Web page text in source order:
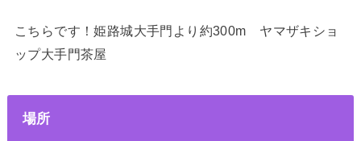
こちらです！姫路城大手門より約300m ヤマザキショ
ップ大手門茶屋
場所